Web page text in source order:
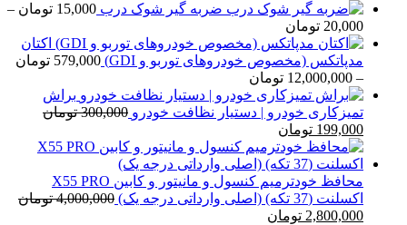
ضربه گیر شوک درب 15,000 تومان –
20,000 تومان
قیمت:
15,000 تومان
تا
20,000 تومان
اکتان
مدپاتکس (مخصوص خودروهای توربو و GDI)
579,000 تومان
–
12,000,000 تومان
قیمت:
579,000 تومان
12,000,000 تومان
براش
تمیزکاری خودرو | دستیار نظافت خودرو 300,000 تومان
قیمت
اصلی
300,000 تومان
بود.
199,000 تومان
فعلی
199,000 تومان
است.
محافظ خودترمیم کنسول و مانیتور و کابین X55 PRO
اکسلنت (37 تکه) (اصلی وارداتی درجه یک)
4,000,000 تومان
قیمت
2,800,000 تومان